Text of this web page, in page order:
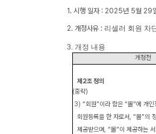
1. 시행 일자 : 2025년 5월 29
2. 개정사유 : 리셀러 회원 차
3. 개정 내용
개정전
제2조 정의
(중략)
3)“회원”이라 함은 “몰”에 개
회원등록을 한 자로서,“몰”의
제공받으며,“몰”이 제공하는